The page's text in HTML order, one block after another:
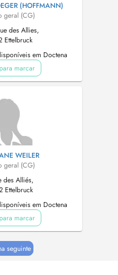
(HOFFMANN)
geral (CG)
des Allies,
Ettelbruck
em Doctena
marcar
WEILER
geral (CG)
des Alliés,
Ettelbruck
em Doctena
marcar
seguinte